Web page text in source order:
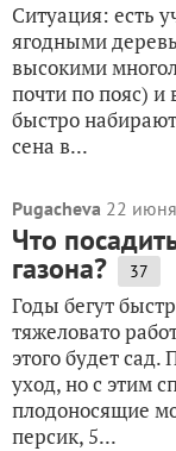
Ситуация: есть
ягодными
высокими
почти по пояс) и
быстро
сена в...
Pugacheva 22
Что
газона? 37
Годы бегут
тяжеловато
этого будет
уход, но с этим
плодоносящие
персик, 5...